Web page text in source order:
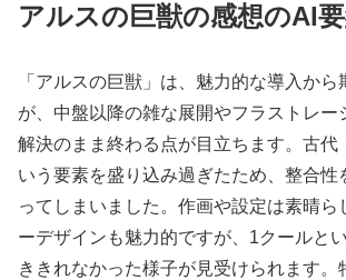
アルスの巨獣の感想のAI
「アルスの巨獣」は、魅力的な導入か
が、中盤以降の雑な展開やフラストレー
解決のまま終わる点が目立ちます。古代
いう要素を盛り込み過ぎたため、整合性
ってしまいました。作画や設定は素晴ら
ーデザインも魅力的ですが、1クールと
ききれなかった様子が見受けられます。